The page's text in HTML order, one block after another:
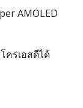
AMOLED
ครเอสดีได้